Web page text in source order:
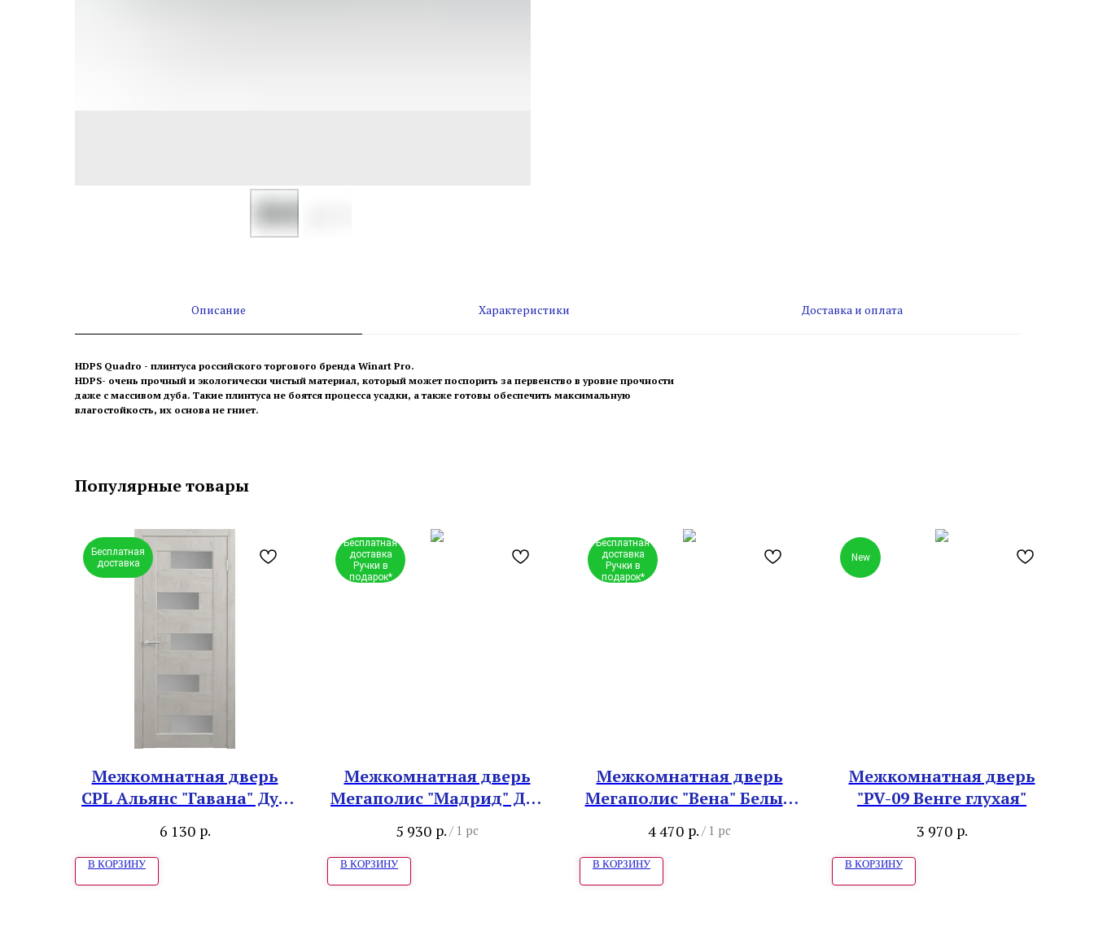
Описание Характеристики Доставка и оплата
HDPS Quadro - плинтуса российского торгового бренда Winart Pro.
HDPS- очень прочный и экологически чистый материал, который может поспорить за первенство в уровне прочности
даже с массивом дуба. Такие плинтуса не боятся процесса усадки, а также готовы обеспечить максимальную
влагостойкость, их основа не гниет.
Популярные товары
Бесплатная
доставка
Межкомнатная дверь
CPL Альянс "Гавана" Дуб
6 130 р.
В КОРЗИНУ
Бесплатная
доставка
Ручки в
подарок*
Межкомнатная дверь
Мегаполис "Мадрид" Дуб
5 930 р. / 1 pc
В КОРЗИНУ
Бесплатная
доставка
Ручки в
подарок*
Межкомнатная дверь
Мегаполис "Вена" Белый
4 470 р. / 1 pc
В КОРЗИНУ
New
Межкомнатная дверь
"PV-09 Венге глухая"
3 970 р.
В КОРЗИНУ